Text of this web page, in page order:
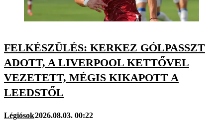
FELKÉSZÜLÉS: KERKEZ GÓLPASSZT
ADOTT, A LIVERPOOL KETTŐVEL
VEZETETT, MÉGIS KIKAPOTT A
LEEDSTŐL
Légiósok2026.08.03. 00:22